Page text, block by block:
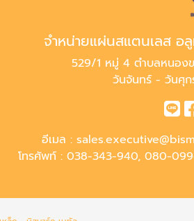
จำหน่ายแผ่นสแตนเลส อ
529/1 หมู่ 4 ตำบลหนองข
วันจันทร์ - วันศุก
อีเมล :
โทรศัพท์ : 038-343-940, 080-